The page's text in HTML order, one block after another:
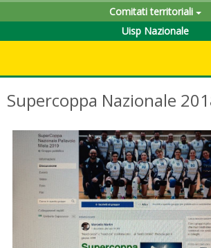
Comitati territoriali
Uisp Nazionale
Supercoppa Nazionale